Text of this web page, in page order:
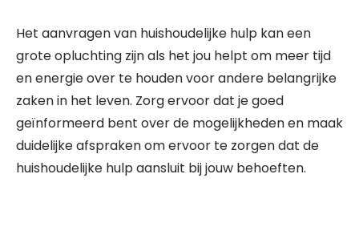
Het aanvragen van huishoudelijke hulp kan een
grote opluchting zijn als het jou helpt om meer tijd
en energie over te houden voor andere belangrijke
zaken in het leven. Zorg ervoor dat je goed
geïnformeerd bent over de mogelijkheden en maak
duidelijke afspraken om ervoor te zorgen dat de
huishoudelijke hulp aansluit bij jouw behoeften.